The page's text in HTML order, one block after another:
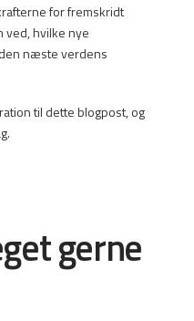
for fremskridt
ved, hvilke nye
næste verdens
til dette blogpost, og
gerne